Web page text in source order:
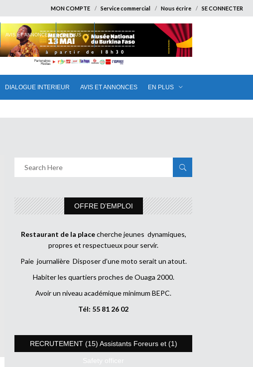
MON COMPTE Service commercial Nous écrire SE CONNECTER
DIALOGUE INTERIEUR AVIS ET ANNONCES EN PLUS
AVIS ET ANNONCES EN PLUS
OFFRE D’EMPLOI
Restaurant de la placecherche jeunes dynamiques,
propres et respectueux pour servir.
Paie journalière Disposer d’une moto serait un atout.
Habiter les quartiers proches de Ouaga 2000.
Avoir un niveau académique minimum BEPC.
Tél: 55 81 26 02
RECRUTEMENT (15) Assistants Foreurs et (1)
Safety officer